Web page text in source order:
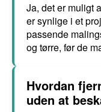
Ja, det er muligt
er synlige i et
passende
og tørre, før de
Hvordan
uden at